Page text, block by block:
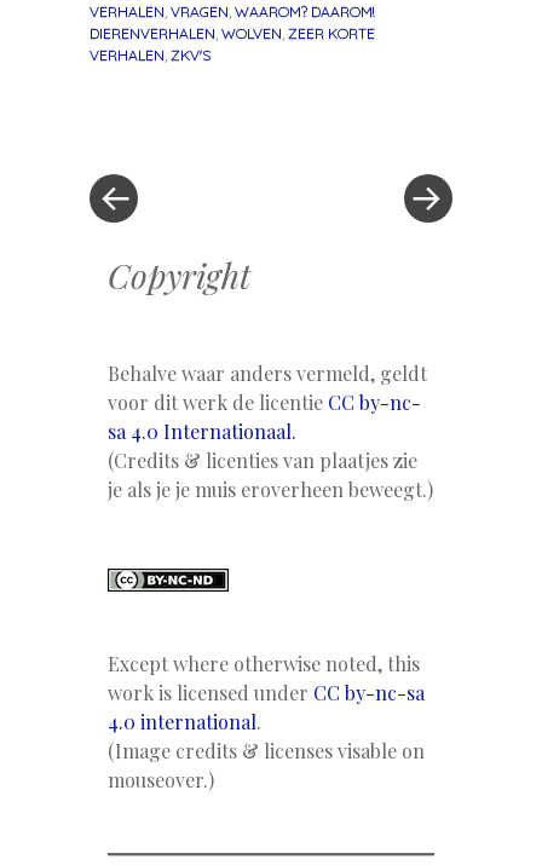
VERHALEN VRAGEN WAAROM? DAAROM!
DIERENVERHALEN WOLVEN ZEER KORTE
VERHALEN ZKV'S
Copyright
Behalve waar anders vermeld, geldt
voor dit werk de licentie CC by-nc-
sa 4.0 Internationaal.
(Credits & licenties van plaatjes zie
je als je je muis eroverheen beweegt.)
Except where otherwise noted, this
work is licensed under CC by-nc-sa
4.0 international.
(Image credits & licenses visable on
mouseover.)